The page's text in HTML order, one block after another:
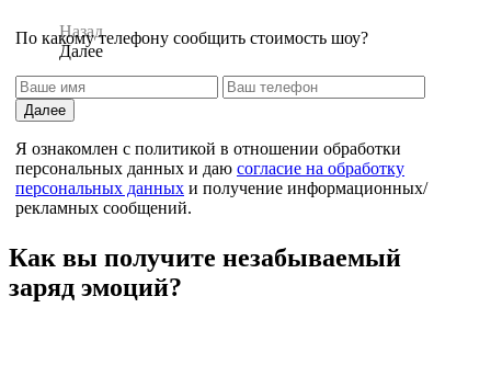
Назад
Далее
По какому телефону сообщить стоимость шоу?
Далее
Я ознакомлен с политикой в отношении обработки
персональных данных и даю согласие на обработку
персональных данных и получение информационных/
рекламных сообщений.
Как вы получите незабываемый
заряд эмоций?